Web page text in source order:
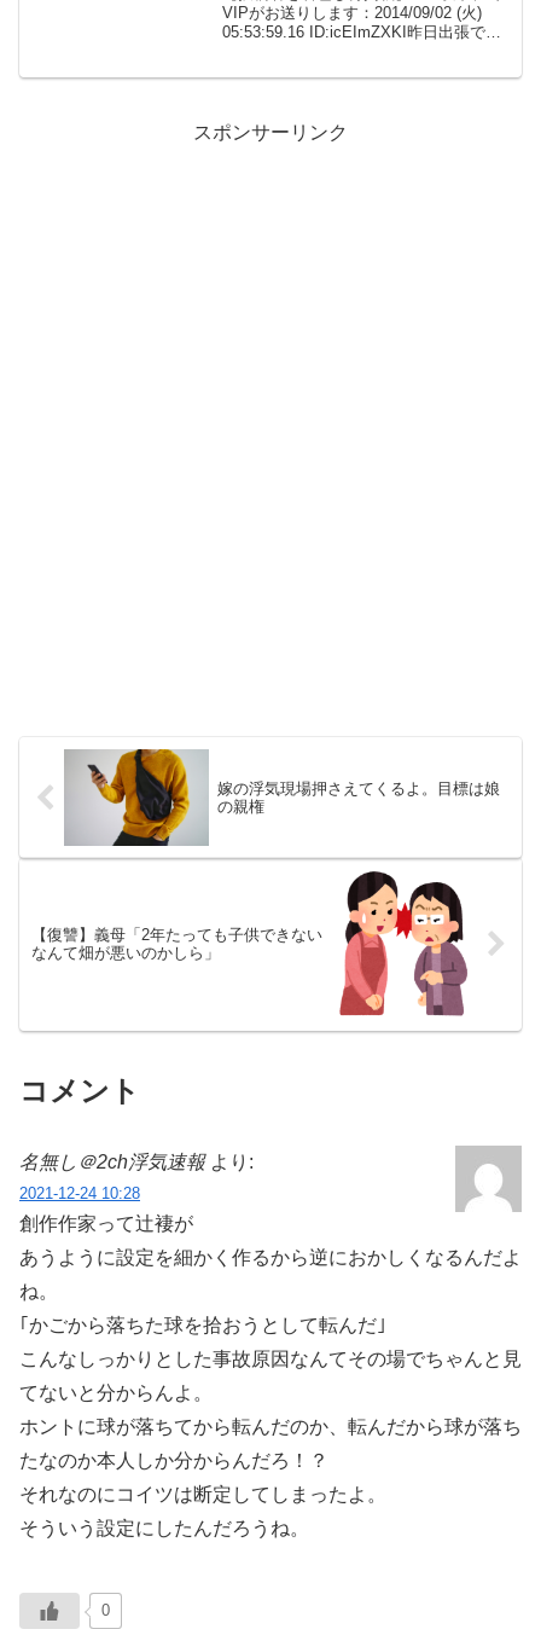
VIPがお送りします：2014/09/02 (火)
05:53:59.16 ID:icEImZXKI昨日出張で早
スポンサーリンク
嫁の浮気現場押さえてくるよ。目標は娘
の親権
【復讐】義母「2年たっても子供できない
なんて畑が悪いのかしら」
コメント
名無し＠2ch浮気速報 より:
2021-12-24 10:28
創作作家って辻褄が
あうように設定を細かく作るから逆におかしくなるんだよ
ね。
｢かごから落ちた球を拾おうとして転んだ｣
こんなしっかりとした事故原因なんてその場でちゃんと見
てないと分からんよ。
ホントに球が落ちてから転んだのか、転んだから球が落ち
たなのか本人しか分からんだろ！？
それなのにコイツは断定してしまったよ。
そういう設定にしたんだろうね。
0